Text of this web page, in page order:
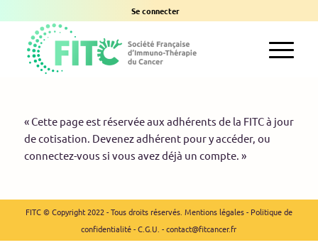
Se connecter
« Cette page est réservée aux adhérents de la FITC à jour
de cotisation. Devenez adhérentpour y accéder, ou
connectez-vous si vous avez déjà un compte. »
FITC © Copyright 2022 - Tous droits réservés. Mentions légales- Politique de
confidentialité-C.G.U. -contact@fitcancer.fr